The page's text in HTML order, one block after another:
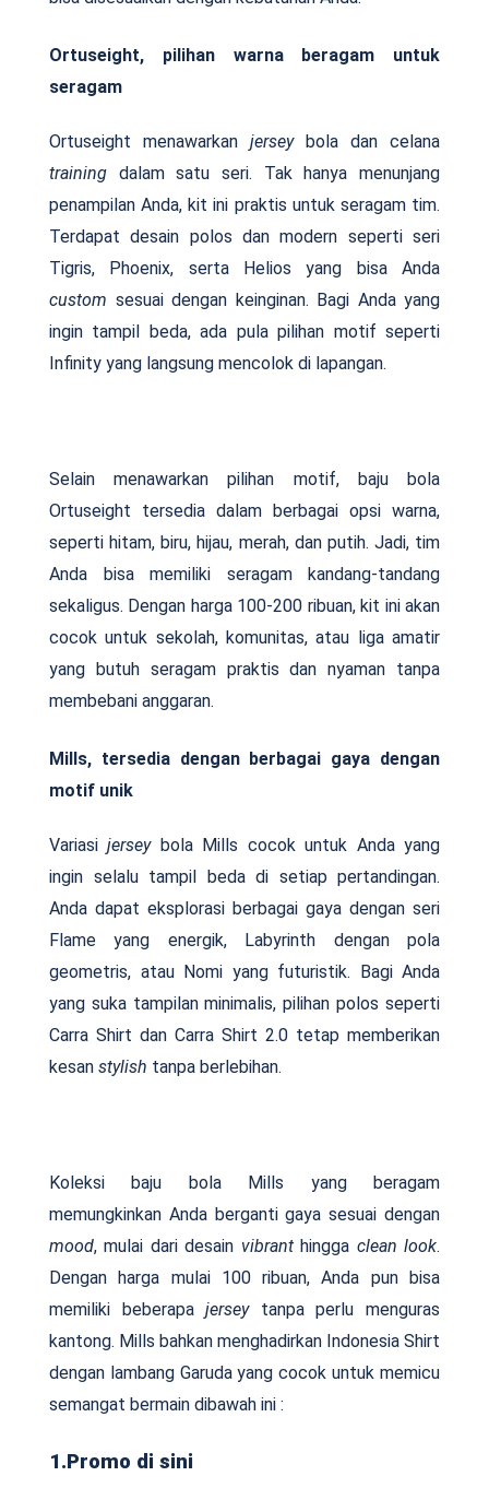
Ortuseight, pilihan warna beragam untuk
seragam
Ortuseight menawarkan jerseybola dan celana
training dalam satu seri. Tak hanya menunjang
penampilan Anda, kit ini praktis untuk seragam tim.
Terdapat desain polos dan modern seperti seri
Tigris, Phoenix, serta Helios yang bisa Anda
custom sesuai dengan keinginan. Bagi Anda yang
ingin tampil beda, ada pula pilihan motif seperti
Infinity yang langsung mencolok di lapangan.
Selain menawarkan pilihan motif, baju bola
Ortuseight tersedia dalam berbagai opsi warna,
seperti hitam, biru, hijau, merah, dan putih. Jadi, tim
Anda bisa memiliki seragam kandang-tandang
sekaligus. Dengan harga 100-200 ribuan, kit ini akan
cocok untuk sekolah, komunitas, atau liga amatir
yang butuh seragam praktis dan nyaman tanpa
membebani anggaran.
Mills, tersedia dengan berbagai gaya dengan
motif unik
Variasijerseybola Mills cocok untuk Anda yang
ingin selalu tampil beda di setiap pertandingan.
Anda dapat eksplorasi berbagai gaya dengan seri
Flame yang energik, Labyrinth dengan pola
geometris, atau Nomi yang futuristik. Bagi Anda
yang suka tampilan minimalis, pilihan polos seperti
Carra Shirt dan Carra Shirt 2.0 tetap memberikan
kesan stylish tanpa berlebihan.
Koleksi baju bola Mills yang beragam
memungkinkan Anda berganti gaya sesuai dengan
mood, mulai dari desain vibranthingga clean look.
Dengan harga mulai 100 ribuan, Anda pun bisa
memiliki beberapajerseytanpa perlu menguras
kantong. Mills bahkan menghadirkan Indonesia Shirt
dengan lambang Garuda yang cocok untuk memicu
semangat bermain dibawah ini :
1.Promo di sini